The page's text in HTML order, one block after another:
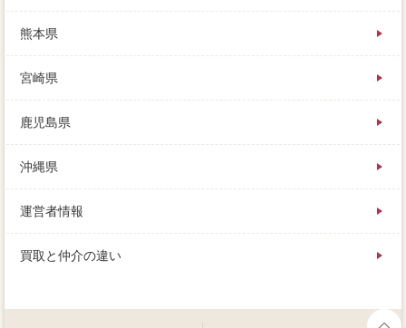
熊本県
宮崎県
鹿児島県
沖縄県
運営者情報
買取と仲介の違い